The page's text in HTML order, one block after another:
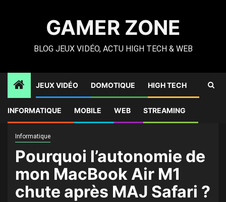
GAMER ZONE
BLOG JEUX VIDÉO, ACTU HIGH TECH & WEB
JEUX VIDÉO DOMOTIQUE HIGH TECH
INFORMATIQUE MOBILE WEB STREAMING
MacBook Air M1 chute après MAJ Safari ?
Informatique
Pourquoi l’autonomie de
mon MacBook Air M1
chute après MAJ Safari ?